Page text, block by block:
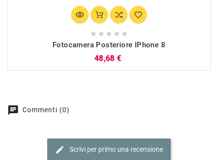
    
Fotocamera Posteriore IPhone 8
48,68 €
chat Commenti (0)
edit Scrivi per primo una recensione